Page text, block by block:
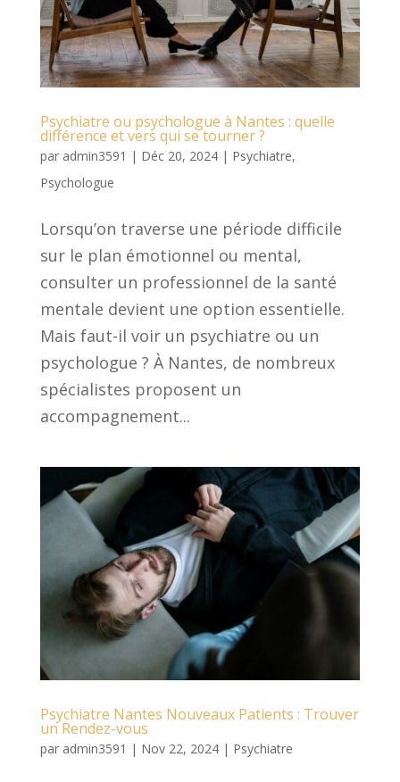
Psychiatre ou psychologue à Nantes : quelle
différence et vers qui se tourner ?
par admin3591 | Déc 20, 2024| Psychiatre,
Psychologue
Lorsqu’on traverse une période difficile
sur le plan émotionnel ou mental,
consulter un professionnel de la santé
mentale devient une option essentielle.
Mais faut-il voir un psychiatre ou un
psychologue ? À Nantes, de nombreux
spécialistes proposent un
accompagnement...
Psychiatre Nantes Nouveaux Patients : Trouver
un Rendez-vous
par admin3591 | Nov 22, 2024| Psychiatre